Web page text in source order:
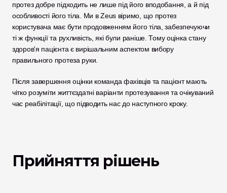
протез добре підходить не лише під його вподобання, а й під
особливості його тіла. Ми в Zeus віримо, що протез
користувача має бути продовженням його тіла, забезпечуючи
ті ж функції та рухливість, які були раніше. Тому оцінка стану
здоров'я пацієнта є вирішальним аспектом вибору
правильного протеза руки.
Після завершення оцінки команда фахівців та пацієнт мають
чітко розуміти життєздатні варіанти протезування та очікуваний
час реабілітації, що підводить нас до наступного кроку.
Прийняття рішень